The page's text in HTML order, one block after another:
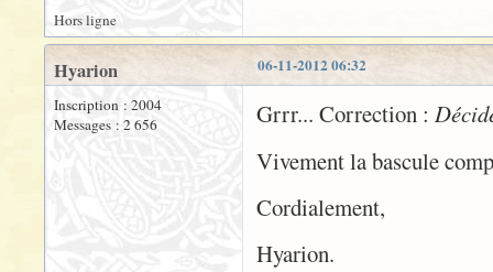
Hors ligne
06-11-2012 06:32
Hyarion
Inscription : 2004
Messages : 2 656
Grrr... Correction :
Vivement la bascule
Cordialement,
Hyarion.